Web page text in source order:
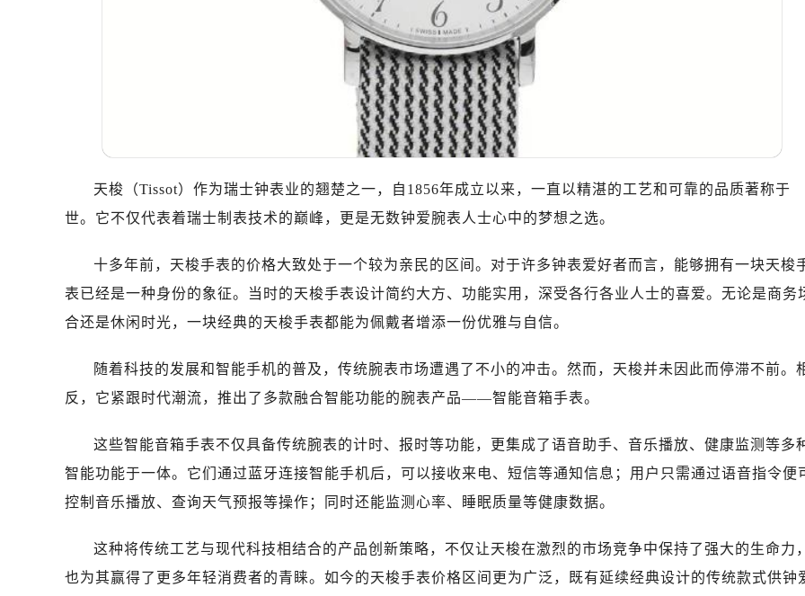
天梭（Tissot）作为瑞士钟表业的翘楚之一，自1856年成立以来，一直以精湛的工艺和可靠的品质著称于
世。它不仅代表着瑞士制表技术的巅峰，更是无数钟爱腕表人士心中的梦想之选。
十多年前，天梭手表的价格大致处于一个较为亲民的区间。对于许多钟表爱好者而言，能够拥有一块天梭
表已经是一种身份的象征。当时的天梭手表设计简约大方、功能实用，深受各行各业人士的喜爱。无论是商务
合还是休闲时光，一块经典的天梭手表都能为佩戴者增添一份优雅与自信。
随着科技的发展和智能手机的普及，传统腕表市场遭遇了不小的冲击。然而，天梭并未因此而停滞不前。
反，它紧跟时代潮流，推出了多款融合智能功能的腕表产品——智能音箱手表。
这些智能音箱手表不仅具备传统腕表的计时、报时等功能，更集成了语音助手、音乐播放、健康监测等多
智能功能于一体。它们通过蓝牙连接智能手机后，可以接收来电、短信等通知信息；用户只需通过语音指令便
控制音乐播放、查询天气预报等操作；同时还能监测心率、睡眠质量等健康数据。
这种将传统工艺与现代科技相结合的产品创新策略，不仅让天梭在激烈的市场竞争中保持了强大的生命力，
也为其赢得了更多年轻消费者的青睐。如今的天梭手表价格区间更为广泛，既有延续经典设计的传统款式供钟